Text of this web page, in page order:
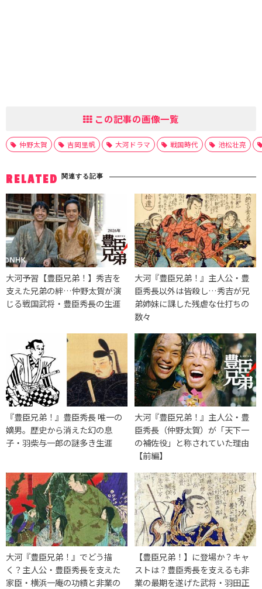
この記事の画像一覧
仲野太賀 吉岡里帆 大河ドラマ 戦国時代 池松壮亮
RELATED 関連する記事
大河予習【豊臣兄弟！】秀吉を
支えた兄弟の絆…仲野太賀が演
じる戦国武将・豊臣秀長の生涯
大河『豊臣兄弟！』主人公・豊
臣秀長以外は皆殺し…秀吉が兄
弟姉妹に課した残虐な仕打ちの
数々
『豊臣兄弟！』豊臣秀長 唯一の
嫡男。歴史から消えた幻の息
子・羽柴与一郎の謎多き生涯
大河『豊臣兄弟！』主人公・豊
臣秀長（仲野太賀）が「天下一
の補佐役」と称されていた理由
【前編】
大河『豊臣兄弟！』でどう描
く？主人公・豊臣秀長を支えた
家臣・横浜一庵の功績と非業の
【豊臣兄弟！】に登場か？キャ
ストは？豊臣秀長を支えるも非
業の最期を遂げた武将・羽田正